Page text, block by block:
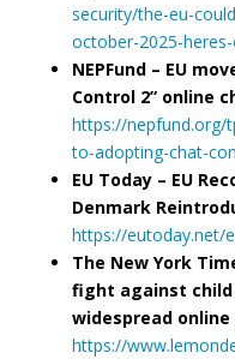
security/the-eu-
october-2025-
NEPFund – EU
Control 2” online
https://nepfund.org/
to-adopting-chat-
EU Today – EU
Denmark
https://eutoday.net/
The New York
fight against
widespread
https://